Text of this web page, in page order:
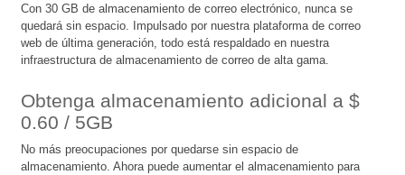
Con 30 GB de almacenamiento de correo electrónico, nunca se
quedará sin espacio. Impulsado por nuestra plataforma de correo
web de última generación, todo está respaldado en nuestra
infraestructura de almacenamiento de correo de alta gama.
Obtenga almacenamiento adicional a $
0.60/ 5GB
No más preocupaciones por quedarse sin espacio de
almacenamiento. Ahora puede aumentar el almacenamiento para